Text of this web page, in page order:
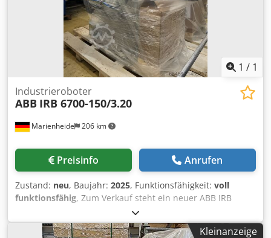
1 / 1
Marienheide 206 km
Industrieroboter
ABB IRB 6700-150/3.20
Preisinfo Anrufen
Zustand: neu, Baujahr: 2025, Funktionsfähigkeit: voll
funktionsfähig, Zum Verkauf steht ein neuer ABB IRB
6700-150/3.20 >>ORIGINAL VERPACKT BAUJAHR 2025
Manipulator: 435-114 Variante: IRB 6700-150/3.20 209-202
Kleinanzeige